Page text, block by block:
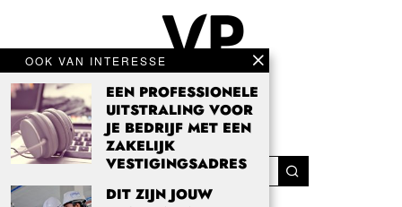
OOK VAN INTERESSE
EEN PROFESSIONELE
UITSTRALING VOOR
JE BEDRIJF MET EEN
ZAKELIJK
VESTIGINGSADRES
DIT ZIJN JOUW